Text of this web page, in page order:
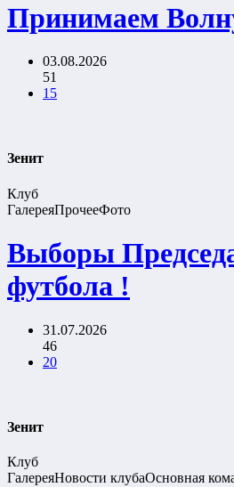
Принимаем
03.08.2026
51
15
Зенит
Клуб
ГалереяПрочееФото
Выборы
футбола !
31.07.2026
46
20
Зенит
Клуб
ГалереяНовости клубаОсновная